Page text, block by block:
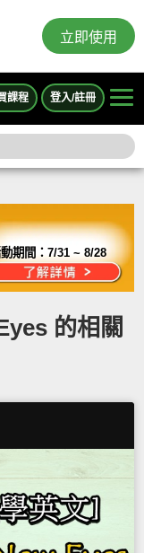
立即使用
課程 登入/註冊
期間：7/31 ~ 8/28
的相關